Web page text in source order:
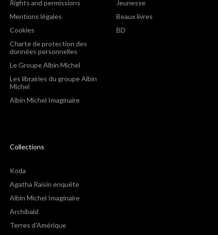
Rights and permissions
Mentions légales
Cookies
Charte de protection des
données personnelles
Le Groupe Albin Michel
Les librairies du groupe Albin
Michel
Albin Michel Imaginaire
Jeunesse
Beaux livres
BD
Collections
Koda
Agatha Raisin enquête
Albin Michel Imaginaire
Archibald
Terres d'Amérique